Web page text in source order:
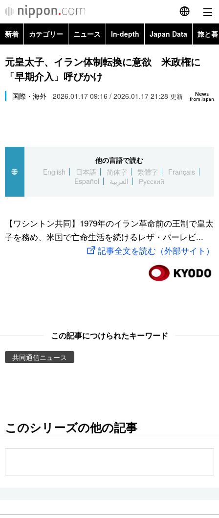
English
简体字
Русский
カテゴリー
経済・ビジネス
国際
文化
トップ
アーカイブ
In-depth
Japan Data
動画/Live
お知らせ
新着 カテゴリー ニュース In-depth Japan Data 旅と
政治・外交
経済・ビジネス
スポーツ・東京2020
Topics
元皇太子、イラン体制転換に意欲 米政権に
「早期介入」呼びかけ
News
from Japan
国際・海外 2026.01.17 09:16 / 2026.01.17 21:28 更新
他の言語で読む
English
日本語 简体字 繁體字
Français
Español
العربية Русский
【ワシントン共同】1979年のイラン革命前の王制で皇太
子を務め、米国で亡命生活を続けるレザ・パーレビ...
記事全文を読む（外部サイト）
この記事につけられたキーワード
共同通信ニュース
このシリーズの他の記事